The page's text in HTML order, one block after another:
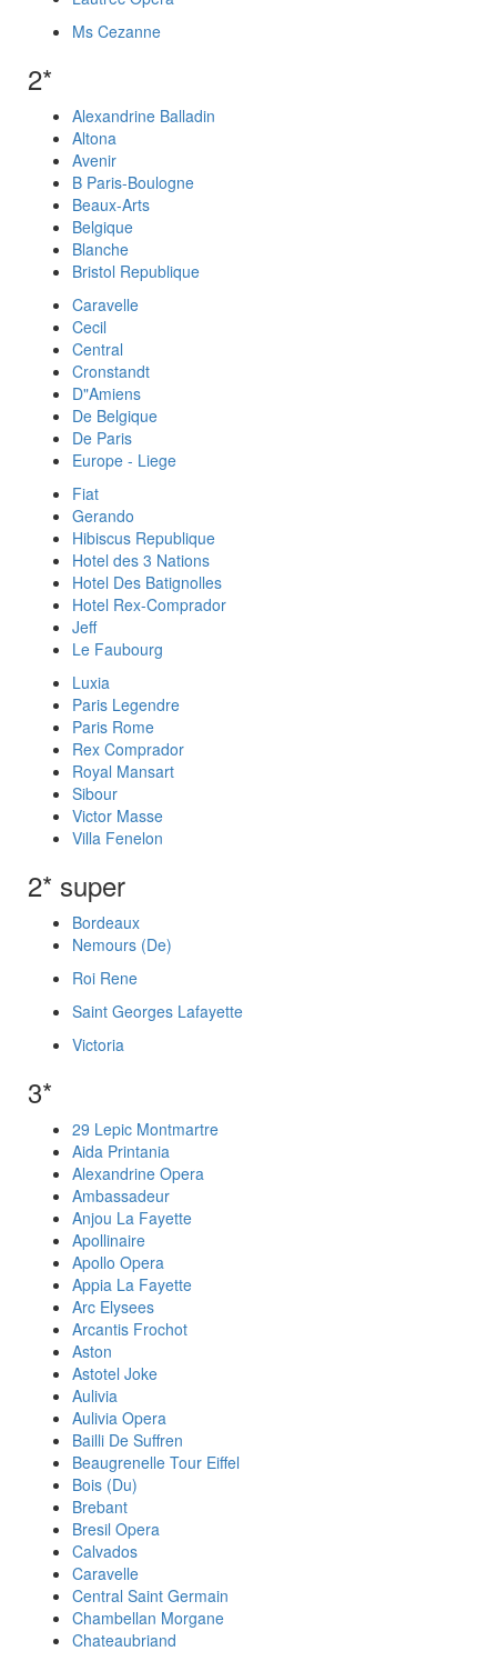
Ms Cezanne
2*
Alexandrine Balladin
Altona
Avenir
B Paris-Boulogne
Beaux-Arts
Belgique
Blanche
Bristol Republique
Caravelle
Cecil
Central
Cronstandt
D"Amiens
De Belgique
De Paris
Europe - Liege
Fiat
Gerando
Hibiscus Republique
Hotel des 3 Nations
Hotel Des Batignolles
Hotel Rex-Comprador
Jeff
Le Faubourg
Luxia
Paris Legendre
Paris Rome
Rex Comprador
Royal Mansart
Sibour
Victor Masse
Villa Fenelon
2* super
Bordeaux
Nemours (De)
Roi Rene
Saint Georges Lafayette
Victoria
3*
29 Lepic Montmartre
Aida Printania
Alexandrine Opera
Ambassadeur
Anjou La Fayette
Apollinaire
Apollo Opera
Appia La Fayette
Arc Elysees
Arcantis Frochot
Aston
Astotel Joke
Aulivia
Aulivia Opera
Bailli De Suffren
Beaugrenelle Tour Eiffel
Bois (Du)
Brebant
Bresil Opera
Calvados
Caravelle
Central Saint Germain
Chambellan Morgane
Chateaubriand